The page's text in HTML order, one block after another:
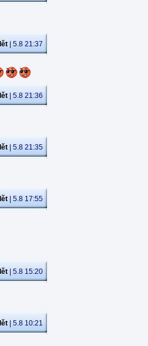
| 5.8 21:37
| 5.8 21:36
| 5.8 21:35
| 5.8 17:55
| 5.8 15:20
| 5.8 10:21